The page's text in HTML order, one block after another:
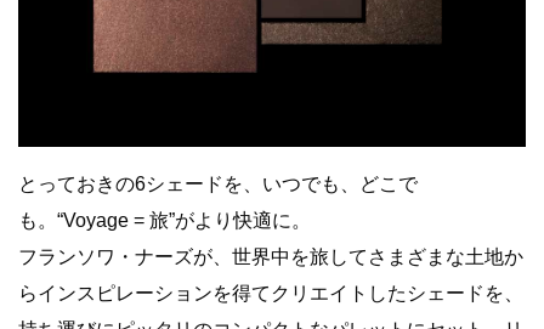
とっておきの6シェードを、いつでも、どこで
も。“Voyage = 旅”がより快適に。
フランソワ・ナーズが、世界中を旅してさまざまな土地か
らインスピレーションを得てクリエイトしたシェードを、